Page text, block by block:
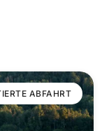
ABFAHRT